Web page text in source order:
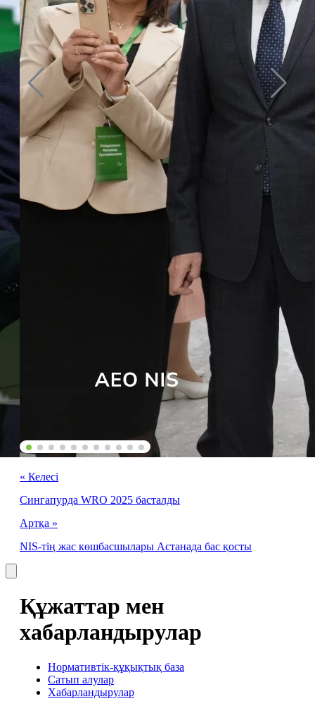
« Келесі
Сингапурда WRO 2025 басталды
Артқа »
NIS-тің жас көшбасшылары Астанада бас қосты
Құжаттар мен
хабарландырулар
Нормативтік-құқықтық база
Сатып алулар
Хабарландырулар